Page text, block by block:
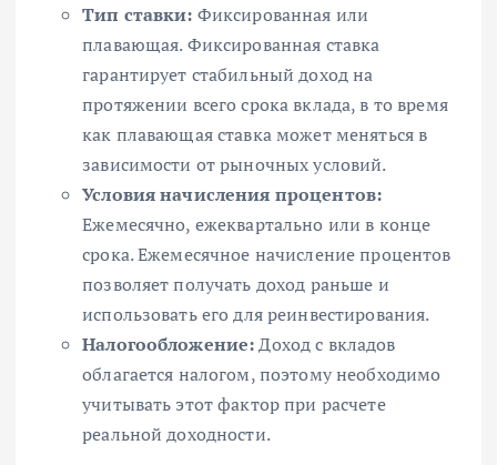
Тип ставки: Фиксированная или
плавающая. Фиксированная ставка
гарантирует стабильный доход на
протяжении всего срока вклада, в то время
как плавающая ставка может меняться в
зависимости от рыночных условий.
Условия начисления процентов:
Ежемесячно, ежеквартально или в конце
срока. Ежемесячное начисление процентов
позволяет получать доход раньше и
использовать его для реинвестирования.
Налогообложение:Доход с вкладов
облагается налогом, поэтому необходимо
учитывать этот фактор при расчете
реальной доходности.